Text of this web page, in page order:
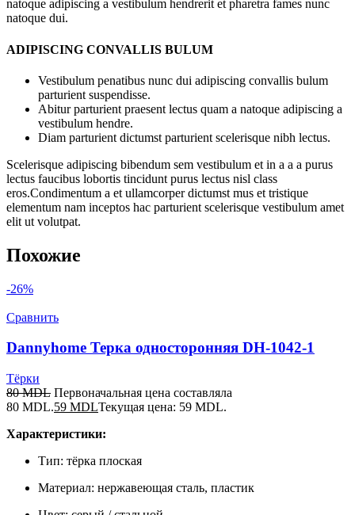
natoque adipiscing a vestibulum hendrerit et pharetra fames nunc
natoque dui.
ADIPISCING CONVALLIS BULUM
Vestibulum penatibus nunc dui adipiscing convallis bulum
parturient suspendisse.
Abitur parturient praesent lectus quam a natoque adipiscing a
vestibulum hendre.
Diam parturient dictumst parturient scelerisque nibh lectus.
Scelerisque adipiscing bibendum sem vestibulum et in a a a purus
lectus faucibus lobortis tincidunt purus lectus nisl class
eros.Condimentum a et ullamcorper dictumst mus et tristique
elementum nam inceptos hac parturient scelerisque vestibulum amet
elit ut volutpat.
Похожие
-26%
Сравнить
Dannyhome Терка односторонняя DH-1042-1
Тёрки
80MDL Первоначальная цена составляла
80 MDL.59 MDLТекущая цена: 59 MDL.
Характеристики:
Тип: тёрка плоская
Материал: нержавеющая сталь, пластик